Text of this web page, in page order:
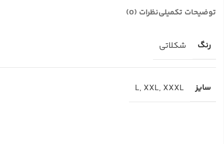
توضیحات تکمیلینظرات (0)
رنگ شکلاتی
سایز L, XXL, XXXL